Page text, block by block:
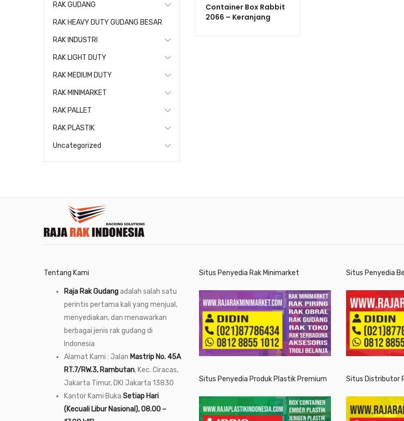
Container Box Rabbit
2066 – Keranjang
RAK GUDANG
RAK HEAVY DUTY GUDANG BESAR
RAK INDUSTRI
RAK LIGHT DUTY
RAK MEDIUM DUTY
RAK MINIMARKET
RAK PALLET
RAK PLASTIK
Uncategorized
Tentang Kami
Raja Rak Gudangadalah salah satu
perintis pertama kali yang menjual,
menyediakan, dan menawarkan
berbagai jenis rak gudang di
Indonesia
Alamat Kami : Jalan Mastrip No. 45A
RT.7/RW.3, Rambutan, Kec. Ciracas,
Jakarta Timur, DKI Jakarta 13830
Kantor Kami Buka Setiap Hari
(Kecuali Libur Nasional), 08.00 –
Situs Penyedia Rak Minimarket
Situs Penyedia Produk Plastik Premium
Situs Penyedia
Situs Distributor